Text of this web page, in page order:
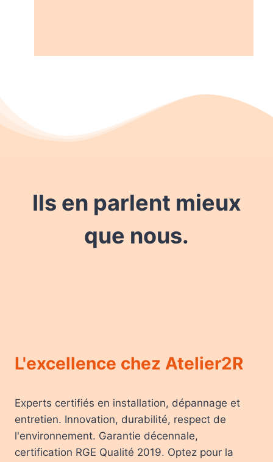
Ils en parlent mieux
que nous.
L'excellence chez Atelier2R
Experts certifiés en installation, dépannage et
entretien. Innovation, durabilité, respect de
l'environnement. Garantie décennale,
certification RGE Qualité 2019. Optez pour la